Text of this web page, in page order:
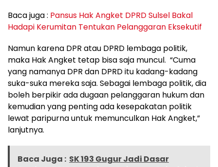
Baca juga : Pansus Hak Angket DPRD Sulsel Bakal
Hadapi Kerumitan Tentukan Pelanggaran Eksekutif
Namun karena DPR atau DPRD lembaga politik,
maka Hak Angket tetap bisa saja muncul. “Cuma
yang namanya DPR dan DPRD itu kadang-kadang
suka-suka mereka saja. Sebagai lembaga politik, dia
boleh berpikir ada dugaan pelanggaran hukum dan
kemudian yang penting ada kesepakatan politik
lewat paripurna untuk memunculkan Hak Angket,”
lanjutnya.
Baca Juga : SK 193 Gugur Jadi Dasar